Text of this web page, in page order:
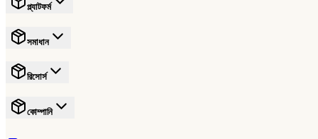
প্ল্যাটফর্ম
সমাধান
রিসোর্স
কোম্পানি